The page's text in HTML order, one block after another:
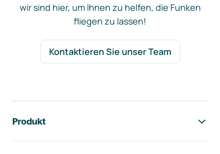
wir sind hier, um Ihnen zu helfen, die Funken
fliegen zu lassen!
Kontaktieren Sie unser Team
Produkt